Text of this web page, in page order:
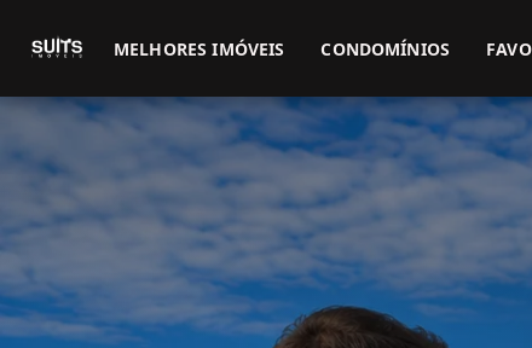
MELHORES IMÓVEIS CONDOMÍNIOS